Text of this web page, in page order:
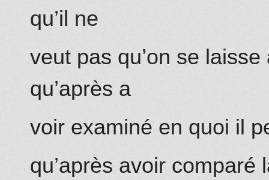
qu’il ne
veut pas qu’on se
qu’après a
voir examiné en quoi il
qu’après avoir comparé